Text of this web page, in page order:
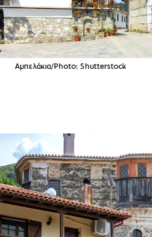
Αμπελάκια/Photo: Shutterstock